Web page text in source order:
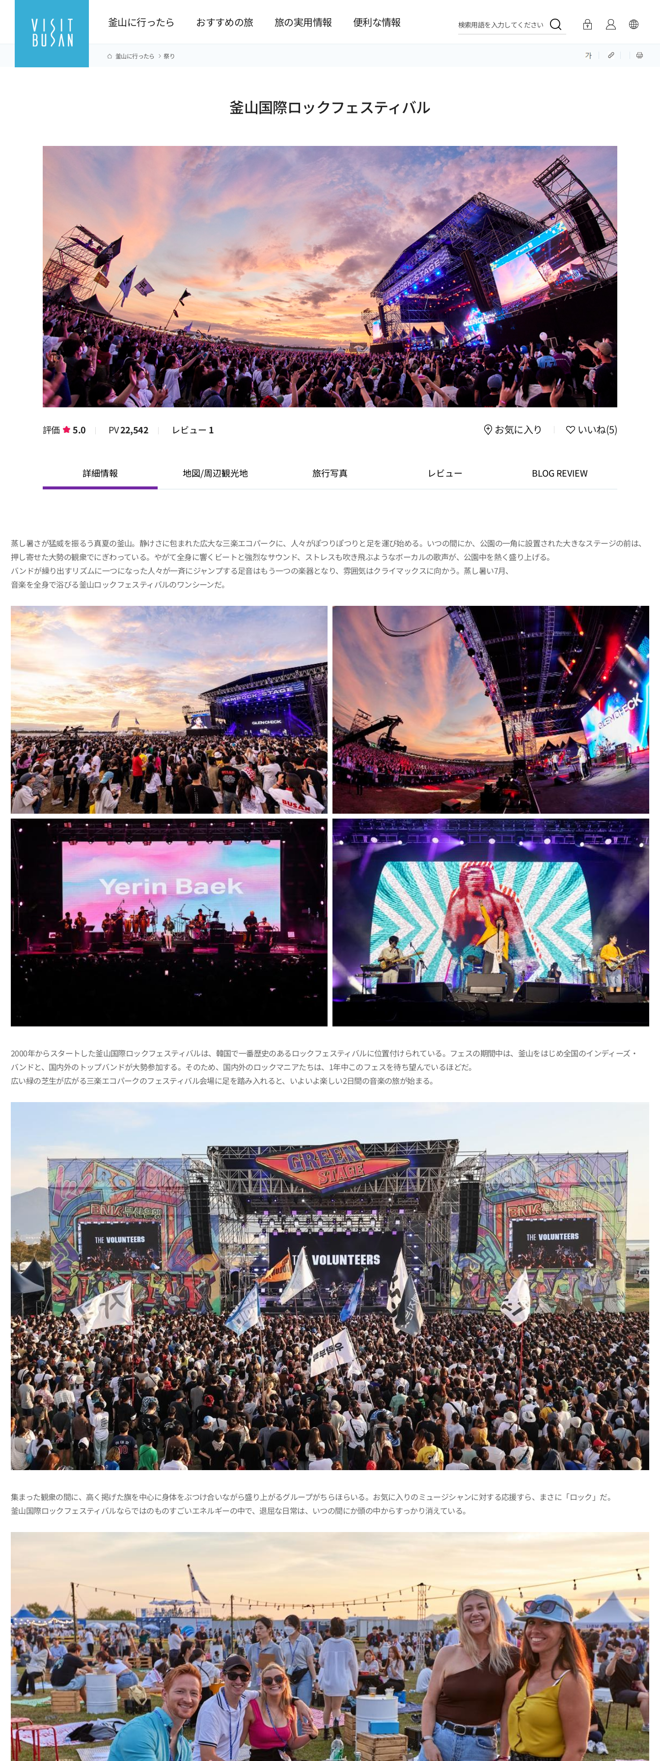
釜山に行ったら おすすめの旅 旅の実用情報 便利な情報 検索用語を入力してください
釜山に行ったら 祭り
釜山国際ロックフェスティバル
評価 5.0 PV22,542 レビュー 1 お気に入り いいね(5)
詳細情報 地図/周辺観光地 旅行写真 レビュー BLOG REVIEW
蒸し暑さが猛威を振るう真夏の釜山。静けさに包まれた広大な三楽エコパークに、人々がぽつりぽつりと足を運び始める。いつの間にか、公園の一角に設置された大きなステージの前は、
押し寄せた大勢の観衆でにぎわっている。やがて全身に響くビートと強烈なサウンド、ストレスも吹き飛ぶようなボーカルの歌声が、公園中を熱く盛り上げる。
バンドが繰り出すリズムに一つになった人々が一斉にジャンプする足音はもう一つの楽器となり、雰囲気はクライマックスに向かう。蒸し暑い7月、
音楽を全身で浴びる釜山ロックフェスティバルのワンシーンだ。
2000年からスタートした釜山国際ロックフェスティバルは、韓国で一番歴史のあるロックフェスティバルに位置付けられている。フェスの期間中は、釜山をはじめ全国のインディーズ・
バンドと、国内外のトップバンドが大勢参加する。そのため、国内外のロックマニアたちは、1年中このフェスを待ち望んでいるほどだ。
広い緑の芝生が広がる三楽エコパークのフェスティバル会場に足を踏み入れると、いよいよ楽しい2日間の音楽の旅が始まる。
集まった観衆の間に、高く掲げた旗を中心に身体をぶつけ合いながら盛り上がるグループがちらほらいる。お気に入りのミュージシャンに対する応援すら、まさに「ロック」だ。
釜山国際ロックフェスティバルならではのものすごいエネルギーの中で、退屈な日常は、いつの間にか頭の中からすっかり消えている。